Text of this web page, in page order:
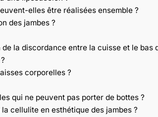
elles être réalisées ensemble ?
des jambes ?
la discordance entre la cuisse et le bas
corporelles ?
qui ne peuvent pas porter de bottes ?
cellulite en esthétique des jambes ?